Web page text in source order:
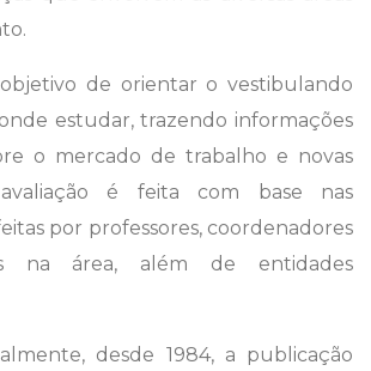
de orientar o vestibulando
estudar, trazendo informações
o mercado de trabalho e novas
é feita com base nas
por professores, coordenadores
na área, além de entidades
desde 1984, a publicação